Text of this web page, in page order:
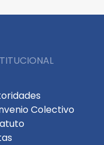
Colectivo